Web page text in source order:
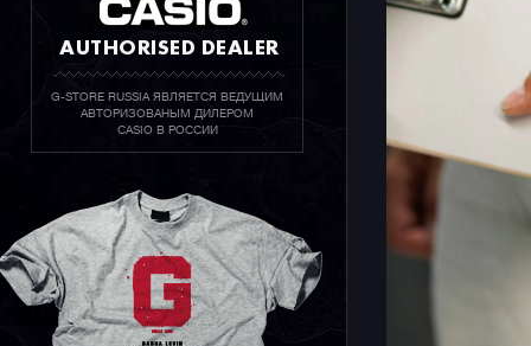
AUTHORISED DEALER
G-STORE RUSSIA ЯВЛЯЕТСЯ ВЕДУЩИМ
АВТОРИЗОВАНЫМ ДИЛЕРОМ
CASIO В РОССИИ